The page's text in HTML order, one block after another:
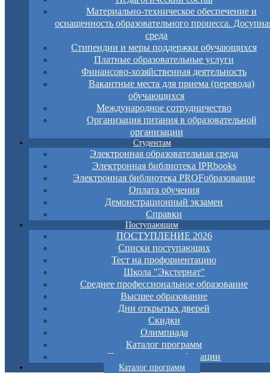
Материально-техническое обеспечение и
оснащенность образовательного процесса.
среда
Стипендии и меры поддержки обучающихся
Платные образовательные услуги
Финансово-хозяйственная деятельность
Вакантные места для приема (перевода)
обучающихся
Международное сотрудничество
Организация питания в образовательной
организации
Студентам
Электронная образовательная среда
Электронная библиотека IPRbooks
Электронная библиотека PROFобразование
Оплата обучения
Демонстрационный экзамен
Справки
Поступающим
ПОСТУПЛЕНИЕ 2026
Списки поступающих
Тест на профориентацию
Школа "Экстернат"
Среднее профессиональное образование
Высшее образование
Дни открытых дверей
Скидки
Олимпиада
Каталог программ
Повышение квалификации
Каталог программ